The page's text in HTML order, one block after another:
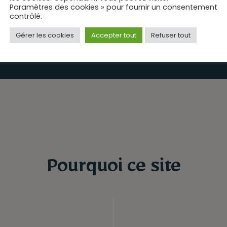
puits est devenu
Pourquoi ce site
Paramètres des cookies » pour fournir un consentement
contrôlé.
Gérer les cookies Accepter tout Refuser tout